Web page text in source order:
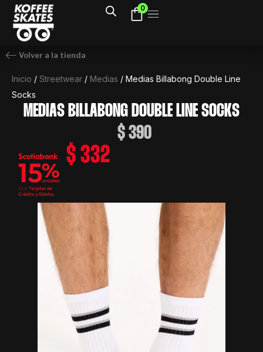
contenido
0
Volver a la tienda
Inicio / Streetwear / Medias / Medias Billabong Double Line
Socks
MEDIAS BILLABONG DOUBLE LINE SOCKS
$390
$ 332